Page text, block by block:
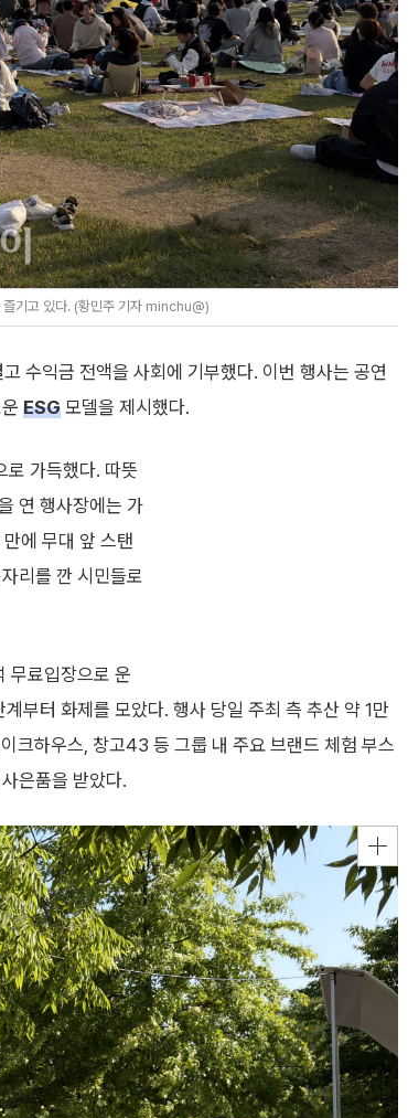
기고 있다. (황민주 기자 minchu@)
수익금 전액을 사회에 기부했다. 이번 행사는 공연
ESG 모델을 제시했다.
로 가득했다. 따뜻
연 행사장에는 가
에 무대 앞 스탠
리를 깐 시민들로
무료입장으로 운
부터 화제를 모았다. 행사 당일 주최 측 추산 약 1만
크하우스, 창고43 등 그룹 내 주요 브랜드 체험 부스
은품을 받았다.